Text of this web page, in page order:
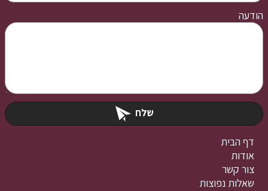
הודעה
שלח
דף הבית
אודות
צור קשר
שאלות נפוצות